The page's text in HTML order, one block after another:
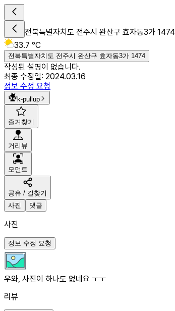
전북특별자치도 전주시 완산구 효자동3가 1474
33.7 °C
전북특별자치도 전주시 완산구 효자동3가 1474
작성된 설명이 없습니다.
최종 수정일: 2024.03.16
정보 수정 요청
k-pullup
즐겨찾기
거리뷰
모먼트
공유 / 길찾기
사진
댓글
사진
정보 수정 요청
우와, 사진이 하나도 없네요 ㅜㅜ
리뷰